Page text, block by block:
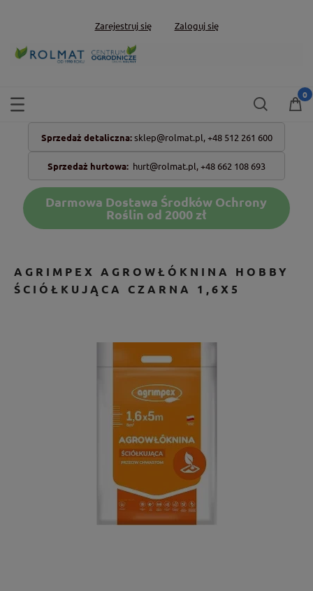
Zarejestruj się Zaloguj się
Sprzedaż detaliczna: sklep@rolmat.pl, +48 512 261 600
Sprzedaż hurtowa: hurt@rolmat.pl,+48 662 108 693
Darmowa Dostawa Środków Ochrony
Roślin od 2000 zł
AGRIMPEX AGROWŁÓKNINA HOBBY
ŚCIÓŁKUJĄCA CZARNA 1,6X5